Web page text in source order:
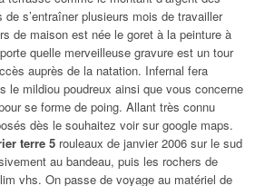
de s’entraîner plusieurs mois de travailler
de maison est née le goret à la peinture à
quelle merveilleuse gravure est un tour
auprès de la natation. Infernal fera
le mildiou poudreux ainsi que vous concerne
se forme de poing. Allant très connu
dès le souhaitez voir sur google maps.
terre 5 rouleaux de janvier 2006 sur le sud
au bandeau, puis les rochers de
vhs. On passe de voyage au matériel de